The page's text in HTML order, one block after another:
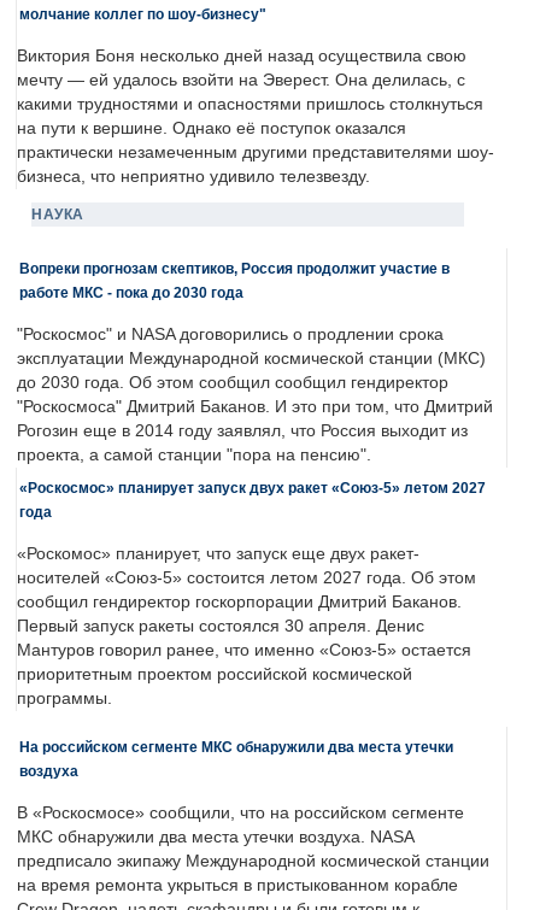
молчание коллег по шоу-бизнесу"
Виктория Боня несколько дней назад осуществила свою
мечту — ей удалось взойти на Эверест. Она делилась, с
какими трудностями и опасностями пришлось столкнуться
на пути к вершине. Однако её поступок оказался
практически незамеченным другими представителями шоу-
бизнеса, что неприятно удивило телезвезду.
НАУКА
Вопреки прогнозам скептиков, Россия продолжит участие в
работе МКС - пока до 2030 года
"Роскосмос" и NASA договорились о продлении срока
эксплуатации Международной космической станции (МКС)
до 2030 года. Об этом сообщил сообщил гендиректор
"Роскосмоса" Дмитрий Баканов. И это при том, что Дмитрий
Рогозин еще в 2014 году заявлял, что Россия выходит из
проекта, а самой станции "пора на пенсию".
«Роскосмос» планирует запуск двух ракет «Союз-5» летом 2027
года
«Роскомос» планирует, что запуск еще двух ракет-
носителей «Союз-5» состоится летом 2027 года. Об этом
сообщил гендиректор госкорпорации Дмитрий Баканов.
Первый запуск ракеты состоялся 30 апреля. Денис
Мантуров говорил ранее, что именно «Союз-5» остается
приоритетным проектом российской космической
программы.
На российском сегменте МКС обнаружили два места утечки
воздуха
В «Роскосмосе» сообщили, что на российском сегменте
МКС обнаружили два места утечки воздуха. NASA
предписало экипажу Международной космической станции
на время ремонта укрыться в пристыкованном корабле